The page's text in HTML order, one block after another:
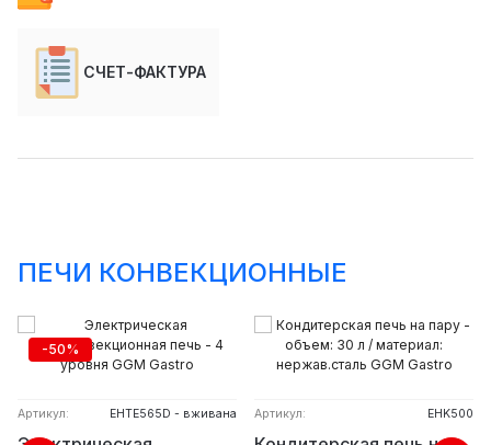
СЧЕТ-ФАКТУРА
ПЕЧИ КОНВЕКЦИОННЫЕ
-50%
Артикул: EHTE565D - вживана Артикул: EHK500